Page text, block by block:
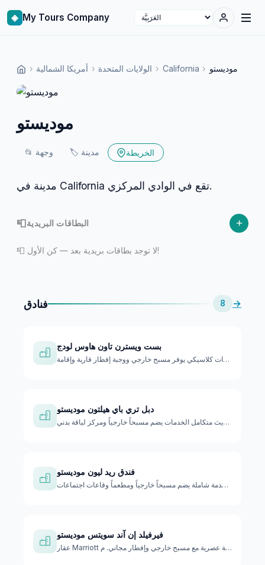
◈ My Tours Company
Select language
› أمريكا الشمالية › الولايات المتحدة › California › موديستو
موديستو
📂 وجهة 🏷️ مدينة الخريطة
مدينة في California تقع في الوادي المركزي.
📮البطاقات البريدية +
📮 لا توجد بطاقات بريدية بعد — كن الأول!
فنادق 8 →
بست ويسترن تاون هاوس لودج
نزل سيارات كلاسيكي يوفر مسبح خارجي ووجبة إفطار قارية وإقامة …
دبل تري باي هيلتون موديستو
فندق حديث متكامل الخدمات يضم مسبحاً خارجياً ومركز لياقة بدني…
فندق ريد ليون موديستو
فندق بخدمة شاملة يضم مسبحاً خارجياً ومطعماً وقاعات اجتماعات.…
فيرفيلد إن آند سويتس موديستو
عقار Marriott يقدم إقامة عصرية مع مسبح خارجي وإفطار مجاني. م…